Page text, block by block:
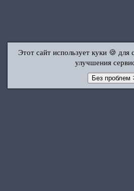
Этот сайт использует куки 🍪 для
улучшения
Без проблем